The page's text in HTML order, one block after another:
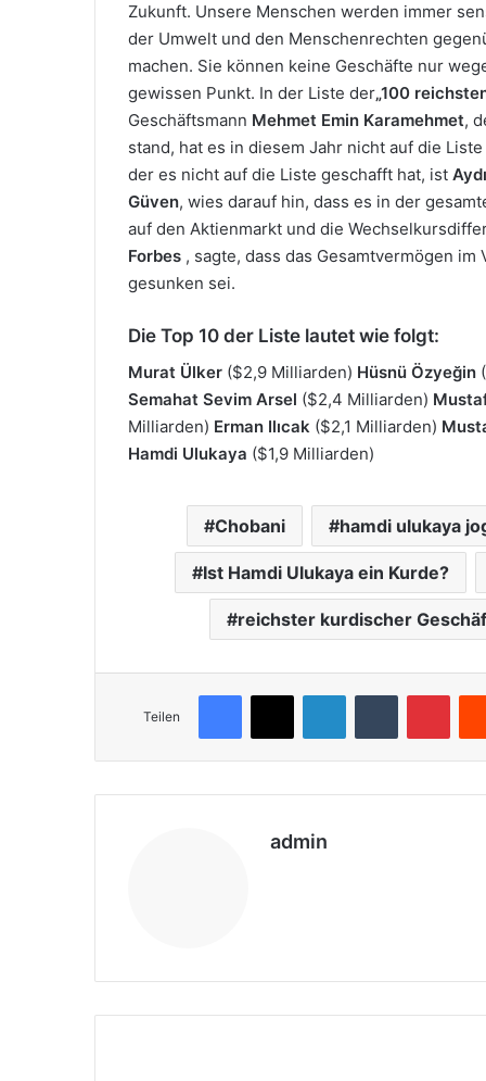
Zukunft. Unsere Menschen werden immer
der Umwelt und den Menschenrechten
machen. Sie können keine Geschäfte nur
gewissen Punkt. In der Liste der„100
Geschäftsmann Mehmet Emin Karamehmet,
stand, hat es in diesem Jahr nicht auf die
der es nicht auf die Liste geschafft hat, ist
Güven, wies darauf hin, dass es in der
auf den Aktienmarkt und die
Forbes , sagte, dass das Gesamtvermögen
gesunken sei.
Die Top 10 der Liste lautet wie folgt:
Murat Ülker ($2,9 Milliarden) Hüsnü Özyeğin
Semahat Sevim Arsel ($2,4 Milliarden)
Milliarden) Erman Ilıcak ($2,1 Milliarden)
Hamdi Ulukaya ($1,9 Milliarden)
Chobani hamdi ulukaya
Ist Hamdi Ulukaya ein Kurde?
reichster kurdischer
Teilen
admin